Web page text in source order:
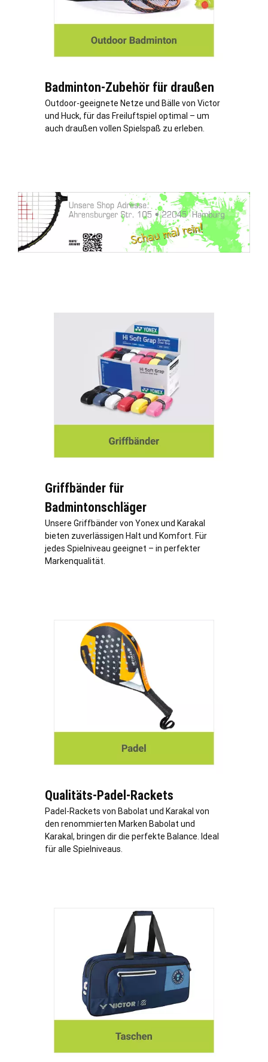
Badminton-Zubehör für draußen
Outdoor-geeignete Netze und Bälle von Victor
und Huck, für das Freiluftspiel optimal – um
auch draußen vollen Spielspaß zu erleben.
Griffbänder für
Badmintonschläger
Unsere Griffbänder von Yonex und Karakal
bieten zuverlässigen Halt und Komfort. Für
jedes Spielniveau geeignet – in perfekter
Markenqualität.
Qualitäts-Padel-Rackets
Padel-Rackets von Babolat und Karakal von
den renommierten Marken Babolat und
Karakal, bringen dir die perfekte Balance. Ideal
für alle Spielniveaus.